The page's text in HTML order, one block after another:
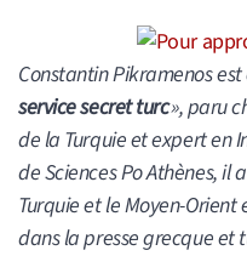
Constantin Pikramenos
service secret turc», paru
de la Turquie et expert en
de Sciences Po Athènes, il
Turquie et le Moyen-
dans la presse grecque et